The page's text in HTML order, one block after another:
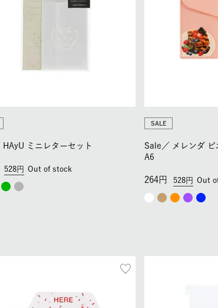
HAyU ミニレターセット
528 Out of stock
SALE
Sale／
メレンダ
A6
528
264 Out